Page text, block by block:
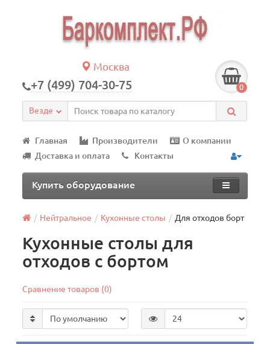
Москва
+7 (499) 704-30-75 0
Везде
Главная Производители
О компании
Доставка и оплата
Контакты
Купить оборудование
Нейтральное Кухонные столы Для отходов борт
Кухонные столы для
отходов с бортом
Сравнение товаров (0)